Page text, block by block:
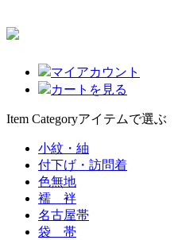
マイアカウント
カートを見る
Item Categoryアイテムで選ぶ
小紋・紬
付下げ・訪問着
色無地
襦 袢
名古屋帯
袋 帯